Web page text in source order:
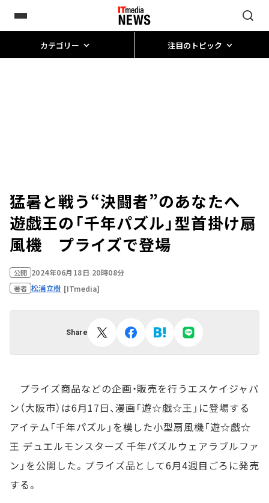
カテゴリー 注目のトピック
猛暑と戦う“決闘者”のあなたへ
遊戯王の「千年パズル」型首掛け扇
風機 プライズで登場
公開 2024年06月18日 20時08分
著者 松浦立樹 [ITmedia]
Share
プライズ商品などの企画・販売を行うエスケイジャパ
ン（大阪市）は6月17日、漫画「遊☆戯☆王」に登場する
アイテム「千年パズル」を模した小型扇風機「遊☆戯☆
王 デュエルモンスターズ 千年パズルウェアラブルファ
ン」を公開した。プライズ品として6月4週目ごろに発売
する。